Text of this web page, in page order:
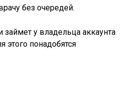
без очередей.
у владельца аккаунта
этого понадобятся